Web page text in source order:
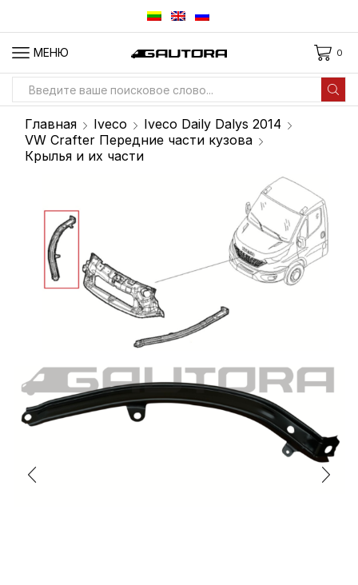
МЕНЮ 0
Вход
поиска
Главная Iveco
Iveco Daily Dalys 2014
VW Crafter Передние части кузова
Крылья и их части